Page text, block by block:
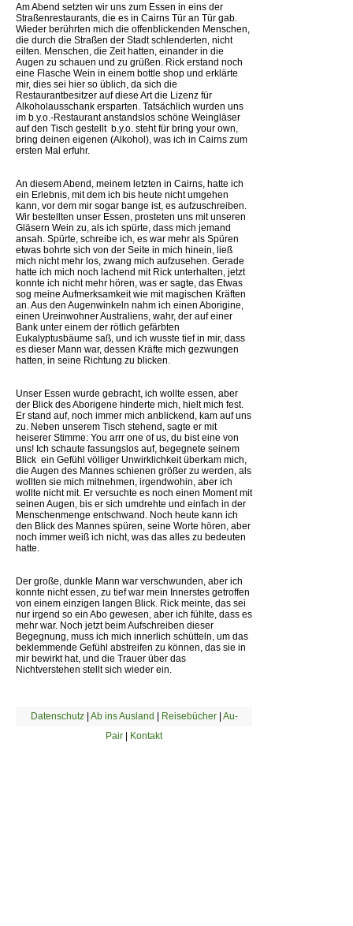
Am Abend setzten wir uns zum Essen in eins der
Straßenrestaurants, die es in Cairns Tür an Tür gab.
Wieder berührten mich die offenblickenden Menschen,
die durch die Straßen der Stadt schlenderten, nicht
eilten. Menschen, die Zeit hatten, einander in die
Augen zu schauen und zu grüßen. Rick erstand noch
eine Flasche Wein in einem bottle shop und erklärte
mir, dies sei hier so üblich, da sich die
Restaurantbesitzer auf diese Art die Lizenz für
Alkoholausschank ersparten. Tatsächlich wurden uns
im b.y.o.-Restaurant anstandslos schöne Weingläser
auf den Tisch gestellt  b.y.o. steht für bring your own,
bring deinen eigenen (Alkohol), was ich in Cairns zum
ersten Mal erfuhr.
An diesem Abend, meinem letzten in Cairns, hatte ich
ein Erlebnis, mit dem ich bis heute nicht umgehen
kann, vor dem mir sogar bange ist, es aufzuschreiben.
Wir bestellten unser Essen, prosteten uns mit unseren
Gläsern Wein zu, als ich spürte, dass mich jemand
ansah. Spürte, schreibe ich, es war mehr als Spüren 
etwas bohrte sich von der Seite in mich hinein, ließ
mich nicht mehr los, zwang mich aufzusehen. Gerade
hatte ich mich noch lachend mit Rick unterhalten, jetzt
konnte ich nicht mehr hören, was er sagte, das Etwas
sog meine Aufmerksamkeit wie mit magischen Kräften
an. Aus den Augenwinkeln nahm ich einen Aborigine,
einen Ureinwohner Australiens, wahr, der auf einer
Bank unter einem der rötlich gefärbten
Eukalyptusbäume saß, und ich wusste tief in mir, dass
es dieser Mann war, dessen Kräfte mich gezwungen
hatten, in seine Richtung zu blicken.
Unser Essen wurde gebracht, ich wollte essen, aber
der Blick des Aborigene hinderte mich, hielt mich fest.
Er stand auf, noch immer mich anblickend, kam auf uns
zu. Neben unserem Tisch stehend, sagte er mit
heiserer Stimme: You arrr one of us, du bist eine von
uns! Ich schaute fassungslos auf, begegnete seinem
Blick  ein Gefühl völliger Unwirklichkeit überkam mich,
die Augen des Mannes schienen größer zu werden, als
wollten sie mich mitnehmen, irgendwohin, aber ich
wollte nicht mit. Er versuchte es noch einen Moment mit
seinen Augen, bis er sich umdrehte und einfach in der
Menschenmenge entschwand. Noch heute kann ich
den Blick des Mannes spüren, seine Worte hören, aber
noch immer weiß ich nicht, was das alles zu bedeuten
hatte.
Der große, dunkle Mann war verschwunden, aber ich
konnte nicht essen, zu tief war mein Innerstes getroffen
von einem einzigen langen Blick. Rick meinte, das sei
nur irgend so ein Abo gewesen, aber ich fühlte, dass es
mehr war. Noch jetzt beim Aufschreiben dieser
Begegnung, muss ich mich innerlich schütteln, um das
beklemmende Gefühl abstreifen zu können, das sie in
mir bewirkt hat, und die Trauer über das
Nichtverstehen stellt sich wieder ein.
Datenschutz| Ab ins Ausland | Reisebücher| Au-
Pair | Kontakt